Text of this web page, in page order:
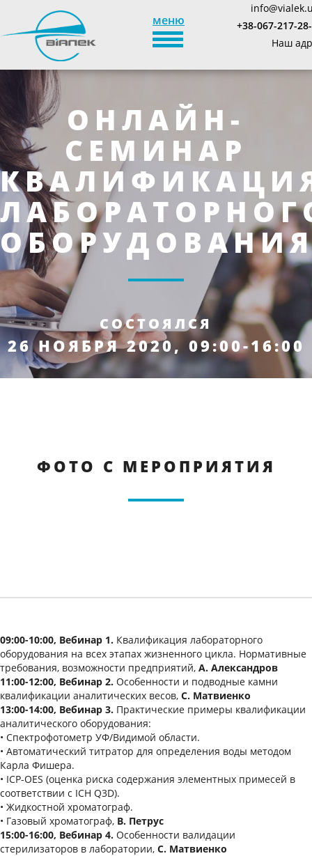
меню
TOGGLE_NAVIGATION
+38-067-217-
Наш
ОНЛАЙН-
СЕМИНАР
СОСТОЯЛСЯ
26 НОЯБРЯ 2020, 09:00-16:00
ФОТО С МЕРОПРИЯТИЯ
09:00-10:00, Вебинар 1. Квалификация лабораторного
оборудования на всех этапах жизненного цикла. Нормативные
требования, возможности предприятий, А. Александров
11:00-12:00, Вебинар 2. Особенности и подводные камни
квалификации аналитических весов, С. Матвиенко
13:00-14:00, Вебинар 3. Практические примеры квалификации
аналитического оборудования:
• Спектрофотометр УФ/Видимой области.
• Автоматический титратор для определения воды методом
Карла Фишера.
• ICP-OES (оценка риска содержания элементных примесей в
соответствии с ICH Q3D).
• Жидкостной хроматограф.
• Газовый хроматограф, В. Петрус
15:00-16:00, Вебинар 4. Особенности валидации
стерилизаторов в лаборатории, С. Матвиенко